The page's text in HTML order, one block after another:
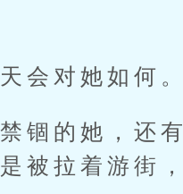
对她如何。
的她，还有
被拉着游街